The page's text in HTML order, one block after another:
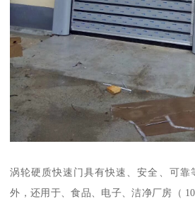
涡轮硬质快速门具有快速、安全、可靠
外，还用于、食品、电子、洁净厂房（